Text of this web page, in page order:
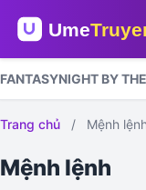
FANTASYNIGHT BY
Trang chủ / Mệnh
Mệnh lệnh